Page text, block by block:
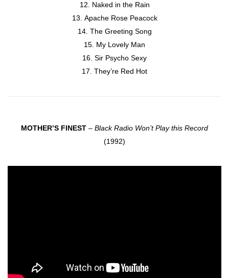
Naked in the Rain
Apache Rose Peacock
The Greeting Song
My Lovely Man
Sir Psycho Sexy
They’re Red Hot
MOTHER’S FINEST – Black Radio Won’t Play this Record
(1992)